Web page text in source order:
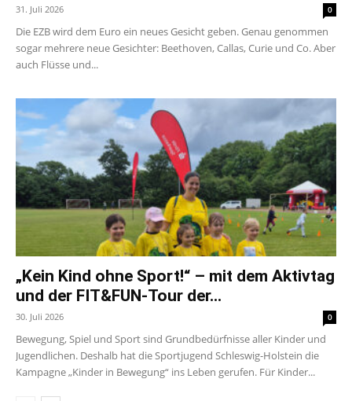
31. Juli 2026 0
Die EZB wird dem Euro ein neues Gesicht geben. Genau genommen
sogar mehrere neue Gesichter: Beethoven, Callas, Curie und Co. Aber
auch Flüsse und...
„Kein Kind ohne Sport!“ – mit dem Aktivtag
und der FIT&FUN-Tour der...
30. Juli 2026 0
Bewegung, Spiel und Sport sind Grundbedürfnisse aller Kinder und
Jugendlichen. Deshalb hat die Sportjugend Schleswig-Holstein die
Kampagne „Kinder in Bewegung“ ins Leben gerufen. Für Kinder...